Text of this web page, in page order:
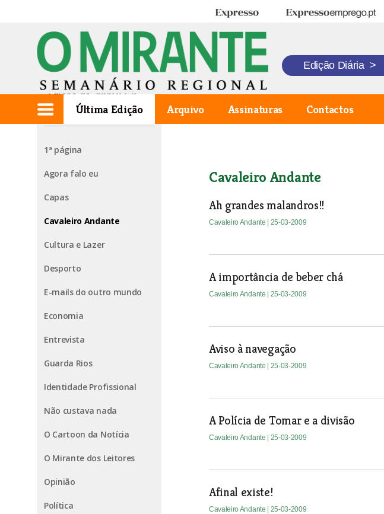
Expresso Expresso Emprego
Edição Diária >
Última Edição Arquivo Assinaturas Contactos
Edição de 2009.03.26
1ª página
Agora falo eu
Capas
Cavaleiro Andante
Cultura e Lazer
Desporto
E-mails do outro mundo
Economia
Entrevista
Guarda Rios
Identidade Profissional
Não custava nada
O Cartoon da Notícia
O Mirante dos Leitores
Opinião
Política
Cavaleiro Andante
Ah grandes malandros!!
Cavaleiro Andante | 25-03-2009
A importância de beber chá
Cavaleiro Andante | 25-03-2009
Aviso à navegação
Cavaleiro Andante | 25-03-2009
A Polícia de Tomar e a divisão
Cavaleiro Andante | 25-03-2009
Afinal existe!
Cavaleiro Andante | 25-03-2009